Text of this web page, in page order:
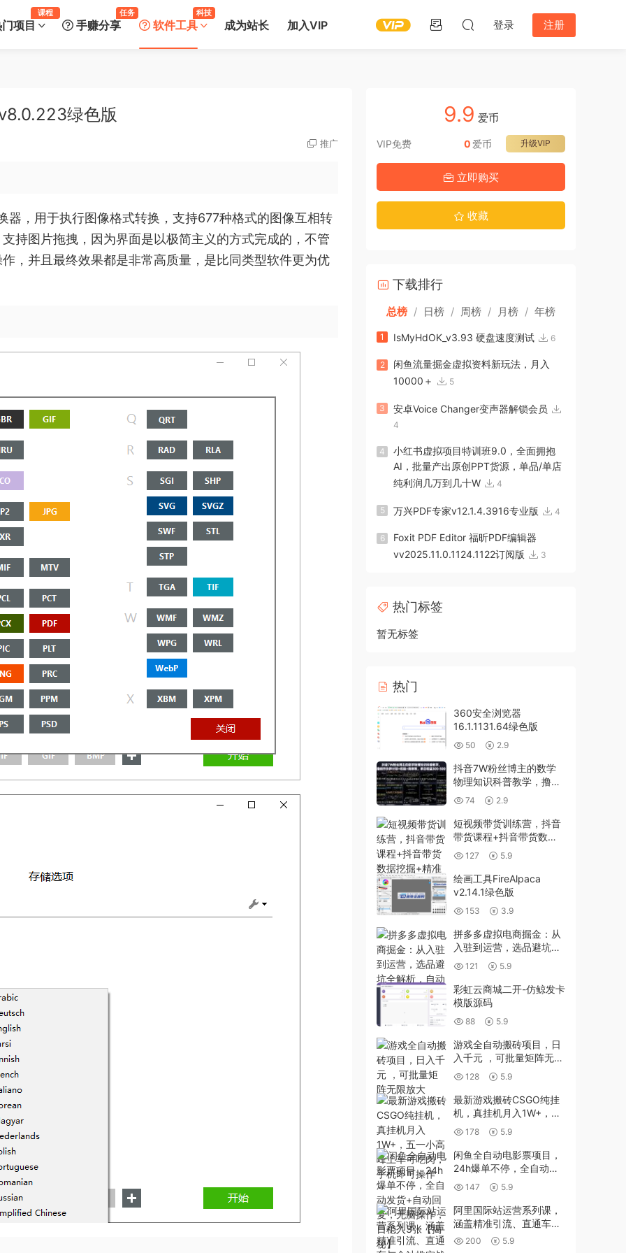
项目
课程
手赚分享
任务
软件工具
科技
成为站长 加入VIP 登录 注册
绿色版
推广
，用于执行图像格式转换，支持677种格式的图像互相转
持图片拖拽，因为界面是以极简主义的方式完成的，不管
，并且最终效果都是非常高质量，是比同类型软件更为优
9.9 爱币
VIP免费 升级VIP
0 爱币
立即购买
收藏
下载排行
总榜 / 日榜 / 周榜 / 月榜 / 年榜
1 IsMyHdOK_v3.93 硬盘速度测试 6
2
闲鱼流量掘金虚拟资料新玩法，月入
10000＋
5
3 安卓Voice Changer变声器解锁会员
4
4
小红书虚拟项目特训班9.0，全面拥抱
AI，批量产出原创PPT货源，单品/单店
纯利润几万到几十W
4
5 万兴PDF专家v12.1.4.3916专业版 4
6
Foxit PDF Editor 福昕PDF编辑器
vv2025.11.0.1124.1122订阅版
3
热门标签
暂无标签
热门
360安全浏览器
16.1.1131.64绿色版
50 2.9
抖音7W粉丝博主的数学
物理知识科普教学，撸创
作伙伴计划+收徒+商单
等，单日收益300-500
74 2.9
短视频带货训练营，抖音
带货课程+抖音带货数据
挖掘+精准获客解决方案
127 5.9
绘画工具FireAlpaca
v2.14.1绿色版
153 3.9
拼多多虚拟电商掘金：从
入驻到运营，选品避坑全
解析，自动化工具配置技
巧
121 5.9
彩虹云商城二开-仿鲸发卡
模版源码
88 5.9
游戏全自动搬砖项目，日
入千元 ，可批量矩阵无限
放大128 5.9
最新游戏搬砖CSGO纯挂
机，真挂机月入1W+，五
一小高峰上车可吃肉，手
机即可操作
178 5.9
闲鱼全自动电影票项目，
24h爆单不停，全自动发
货+自动回复，无脑操
作，日稳入3张【揭秘】
147 5.9
阿里国际站运营系列课，
涵盖精准引流、直通车与
全站推实战SOP，搭配AI
200 5.9